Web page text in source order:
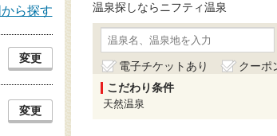
温泉探しならニフティ温泉
電子チケットあり クーポ
こだわり条件
天然温泉
ら探す
変更
変更